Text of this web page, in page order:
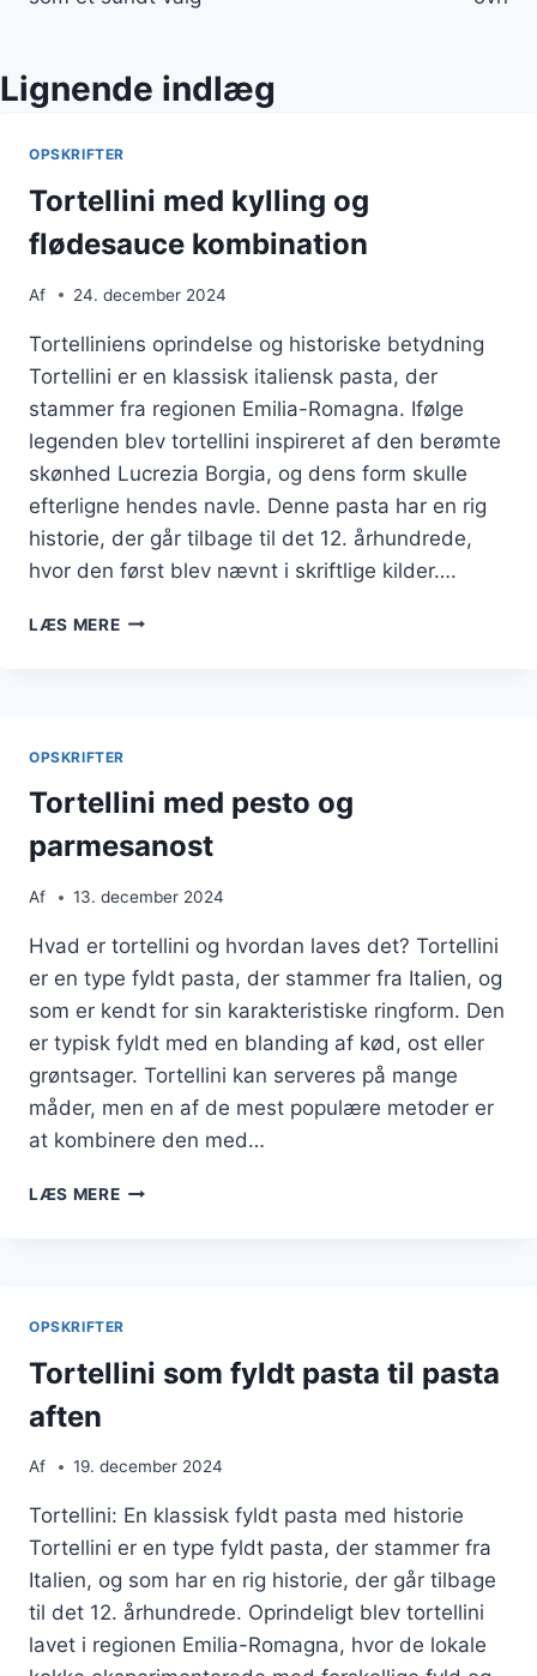
Lignende indlæg
OPSKRIFTER
Tortellini med kylling og
flødesauce kombination
Af 24. december 2024
Tortelliniens oprindelse og historiske betydning
Tortellini er en klassisk italiensk pasta, der
stammer fra regionen Emilia-Romagna. Ifølge
legenden blev tortellini inspireret af den berømte
skønhed Lucrezia Borgia, og dens form skulle
efterligne hendes navle. Denne pasta har en rig
historie, der går tilbage til det 12. århundrede,
hvor den først blev nævnt i skriftlige kilder….
LÆS MERETORTELLINI
OPSKRIFTER
Tortellini med pesto og
parmesanost
Af 13. december 2024
Hvad er tortellini og hvordan laves det? Tortellini
er en type fyldt pasta, der stammer fra Italien, og
som er kendt for sin karakteristiske ringform. Den
er typisk fyldt med en blanding af kød, ost eller
grøntsager. Tortellini kan serveres på mange
måder, men en af de mest populære metoder er
at kombinere den med…
LÆS MERETORTELLINI
OPSKRIFTER
Tortellini som fyldt pasta til pasta
aften
Af 19. december 2024
Tortellini: En klassisk fyldt pasta med historie
Tortellini er en type fyldt pasta, der stammer fra
Italien, og som har en rig historie, der går tilbage
til det 12. århundrede. Oprindeligt blev tortellini
lavet i regionen Emilia-Romagna, hvor de lokale